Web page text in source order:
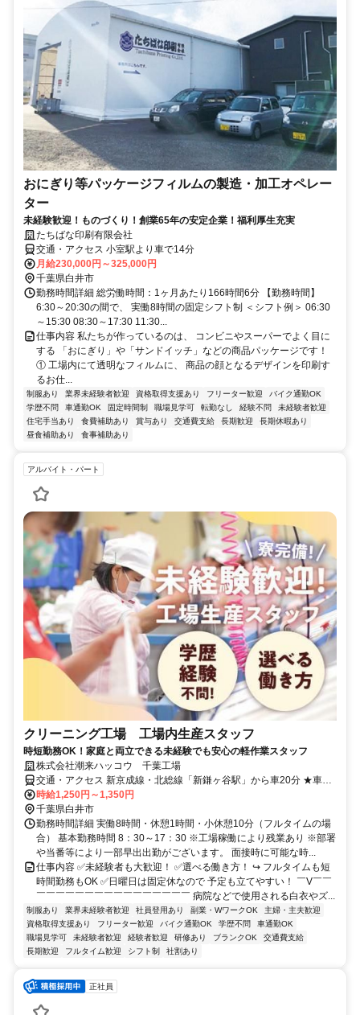
おにぎり等パッケージフィルムの製造・加工オペレー
ター
未経験歓迎！ものづくり！創業65年の安定企業！福利厚生充実
たちばな印刷有限会社
交通・アクセス 小室駅より車で14分
月給230,000円～325,000円
千葉県白井市
勤務時間詳細 総労働時間：1ヶ月あたり166時間6分 【勤務時間】
6:30～20:30の間で、 実働8時間の固定シフト制 ＜シフト例＞ 06:30
～15:30 08:30～17:30 11:30...
仕事内容 私たちが作っているのは、 コンビニやスーパーでよく目に
する 「おにぎり」や「サンドイッチ」などの商品パッケージです！
① 工場内にて透明なフィルムに、 商品の顔となるデザインを印刷す
るお仕...
制服あり 業界未経験者歓迎 資格取得支援あり フリーター歓迎
バイク通勤OK
学歴不問
車通勤OK 固定時間制 職場見学可 転勤なし 経験不問
未経験者歓迎
住宅手当あり
食費補助あり 賞与あり 交通費支給 長期歓迎
長期休暇あり
昼食補助あり
食事補助あり
アルバイト・パート
クリーニング工場 工場内生産スタッフ
時短勤務OK！家庭と両立できる未経験でも安心の軽作業スタッフ
株式会社潮来ハッコウ 千葉工場
交通・アクセス 新京成線・北総線「新鎌ヶ谷駅」から車20分 ★車・
バイク大歓迎♪
時給1,250円～1,350円
千葉県白井市
勤務時間詳細 実働8時間・休憩1時間・小休憩10分（フルタイムの場
合） 基本勤務時間 8：30～17：30 ※工場稼働により残業あり ※部署
や当番等により一部早出出勤がございます。 面接時に可能な時...
仕事内容 ✅未経験者も大歓迎！ ✅選べる働き方！ ↪ フルタイムも短
時間勤務もOK ✅日曜日は固定休なので 予定も立てやすい！ ￣V￣￣
￣￣￣￣￣￣￣￣￣￣￣￣￣￣￣￣ 病院などで使用される白衣やズ...
制服あり 業界未経験者歓迎 社員登用あり 副業・WワークOK
主婦・主夫歓迎
資格取得支援あり
フリーター歓迎 バイク通勤OK 学歴不問
車通勤OK
職場見学可
未経験者歓迎 経験者歓迎 研修あり ブランクOK
交通費支給
長期歓迎
フルタイム歓迎 シフト制 社割あり
正社員